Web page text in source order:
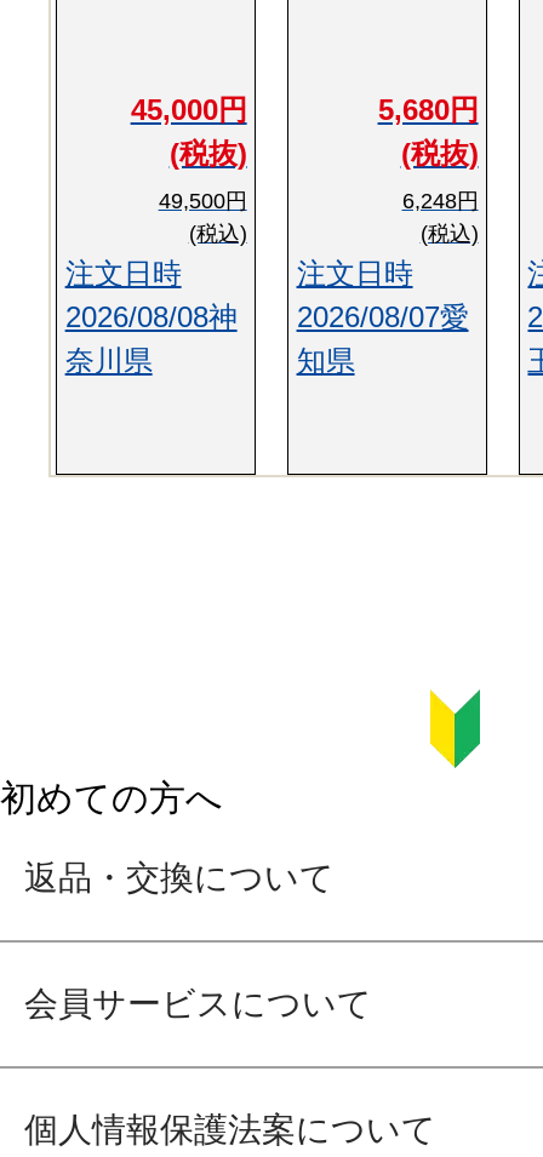
45,000円
(税抜)
49,500円
(税込)
注文日時
2026/08/08神
奈川県
5,680円
(税抜)
6,248円
(税込)
注文日時
2026/08/07愛
知県
初めての方へ
返品・交換について
会員サービスについて
個人情報保護法案について